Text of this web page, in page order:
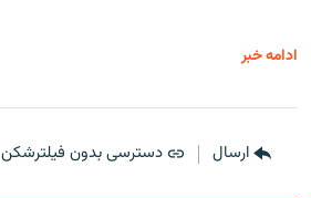
ادامه خبر
ارسال دسترسی بدون فیلترشکن